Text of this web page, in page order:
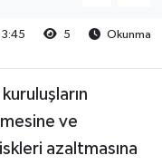
5
Okunma
ve
azaltmasına